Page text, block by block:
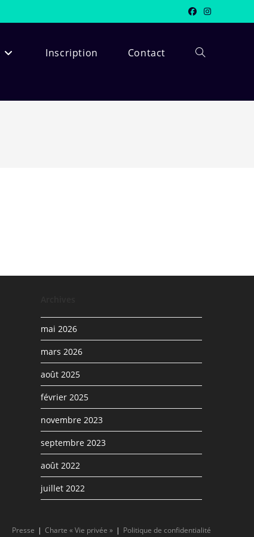
Inscription Contact Toggle
mai 2026
mars 2026
août 2025
février 2025
novembre 2023
septembre 2023
août 2022
juillet 2022
Presse Charte « Vie privée » Politique de confidentialité